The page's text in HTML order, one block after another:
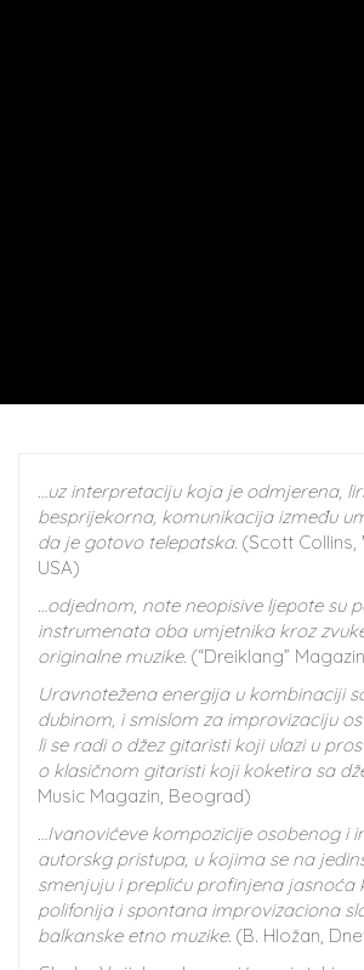
…uz interpretaciju koja je odmjerena,
besprijekorna, komunikacija između
da je gotovo telepatska. (Scott Collins,
USA)
…odjednom, note neopisive ljepote su
instrumenata oba umjetnika kroz
originalne muzike. (“Dreiklang”
Uravnotežena energija u kombinaciji
dubinom, i smislom za improvizaciju
li se radi o džez gitaristi koji ulazi u
o klasičnom gitaristi koji koketira sa
Music Magazin, Beograd)
…Ivanovićeve kompozicije osobenog i
autorskg pristupa, u kojima se na
smenjuju i prepliću profinjena jasnoća
polifonija i spontana improvizaciona
balkanske etno muzike. (B. Hložan,